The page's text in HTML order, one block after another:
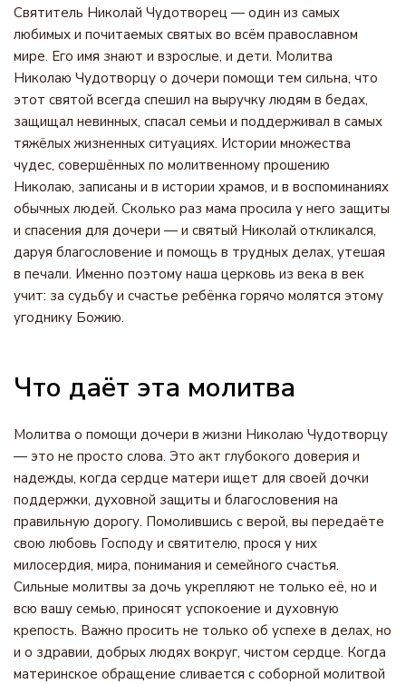
Святитель Николай Чудотворец — один из самых
любимых и почитаемых святых во всём православном
мире. Его имя знают и взрослые, и дети. Молитва
Николаю Чудотворцу о дочери помощи тем сильна, что
этот святой всегда спешил на выручку людям в бедах,
защищал невинных, спасал семьи и поддерживал в самых
тяжёлых жизненных ситуациях. Истории множества
чудес, совершённых по молитвенному прошению
Николаю, записаны и в истории храмов, и в воспоминаниях
обычных людей. Сколько раз мама просила у него защиты
и спасения для дочери — и святый Николай откликался,
даруя благословение и помощь в трудных делах, утешая
в печали. Именно поэтому наша церковь из века в век
учит: за судьбу и счастье ребёнка горячо молятся этому
угоднику Божию.
Что даёт эта молитва
Молитва о помощи дочери в жизни Николаю Чудотворцу
— это не просто слова. Это акт глубокого доверия и
надежды, когда сердце матери ищет для своей дочки
поддержки, духовной защиты и благословения на
правильную дорогу. Помолившись с верой, вы передаёте
свою любовь Господу и святителю, прося у них
милосердия, мира, понимания и семейного счастья.
Сильные молитвы за дочь укрепляют не только её, но и
всю вашу семью, приносят успокоение и духовную
крепость. Важно просить не только об успехе в делах, но
и о здравии, добрых людях вокруг, чистом сердце. Когда
материнское обращение сливается с соборной молитвой